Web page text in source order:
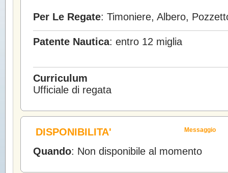
Per Le Regate: Timoniere, Albero,
Patente Nautica: entro 12 miglia
Curriculum
Ufficiale di regata
Messaggio
DISPONIBILITA'
Quando: Non disponibile al momento